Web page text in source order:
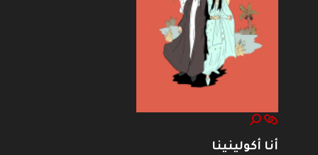
أنا أكولينينا